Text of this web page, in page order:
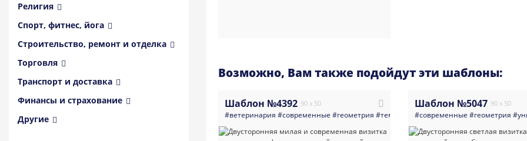
Религия
Спорт, фитнес, йога
Строительство, ремонт и отделка
Торговля
Транспорт и доставка
Финансы и страхование
Другие
Возможно, Вам также подойдут эти шаблоны:
Шаблон №4392 90 x 50
#ветеринария #современные #геометрия #темные #универсальные #визитка
Шаблон №5047 90 x 50
#современные #геометрия